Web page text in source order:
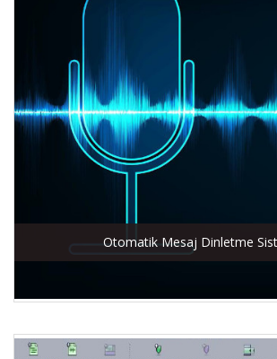
Otomatik Mesaj Dinletme